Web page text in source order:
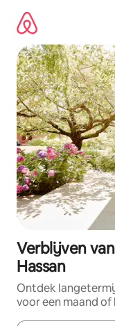
direct
naar
inhoud
Verblijven
Hassan
Ontdek
voor een maand of